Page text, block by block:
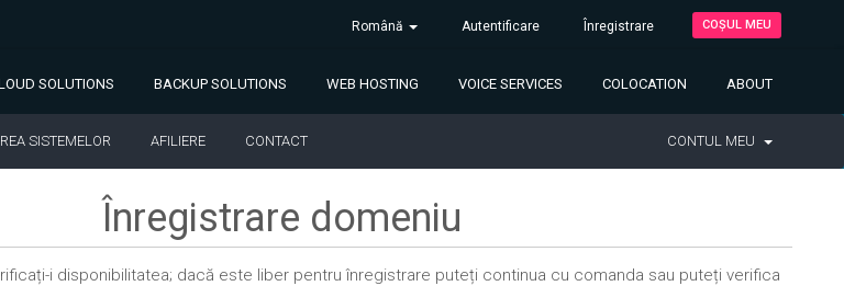
Română Autentificare Înregistrare COȘUL MEU
SOLUTIONS BACKUP SOLUTIONS WEB HOSTING VOICE SERVICES COLOCATION ABOUT
SISTEMELOR AFILIERE CONTACT CONTUL MEU
Înregistrare domeniu
i disponibilitatea; dacă este liber pentru înregistrare puteți continua cu comanda sau puteți verifica